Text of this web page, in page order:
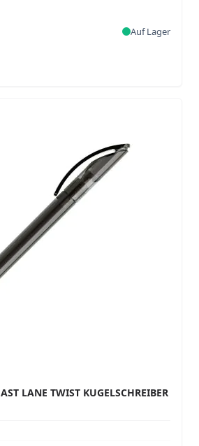
Auf Lager
LANE TWIST KUGELSCHREIBER